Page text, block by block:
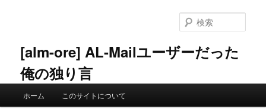
ン
へ
ツ
移
[alm-ore] AL-Mailユーザーだった
俺の独り言
索
ホーム このサイトについて